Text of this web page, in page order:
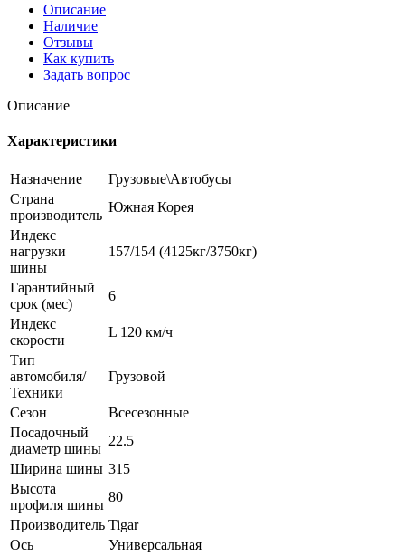
Описание
Наличие
Отзывы
Как купить
Задать вопрос
Описание
Характеристики
Назначение
Грузовые\Автобусы
Страна
производитель
Южная Корея
Индекс
нагрузки
шины
157/154 (4125кг/3750кг)
Гарантийный
срок (мес)
6
Индекс
скорости
L 120 км/ч
Тип
автомобиля/
Техники
Грузовой
Сезон
Всесезонные
Посадочный
диаметр шины
22.5
Ширина шины 315
Высота
профиля шины
80
Производитель Tigar
Ось
Универсальная